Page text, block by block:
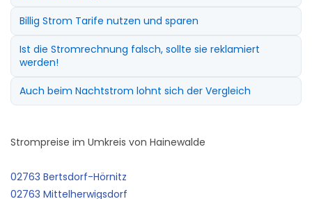
Billig Strom Tarife nutzen und sparen
Ist die Stromrechnung falsch, sollte sie reklamiert
werden!
Auch beim Nachtstrom lohnt sich der Vergleich
Strompreise im Umkreis von Hainewalde
02763 Bertsdorf-Hörnitz
02763 Mittelherwigsdorf